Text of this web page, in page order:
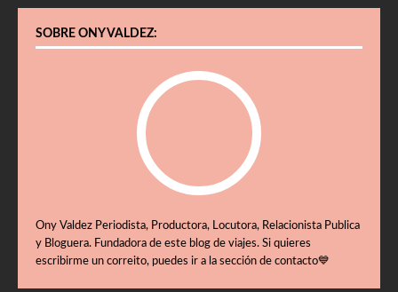
SOBRE ONY VALDEZ:
Ony Valdez Periodista, Productora, Locutora, Relacionista Publica
y Bloguera. Fundadora de este blog de viajes. Si quieres
escribirme un correito, puedes ir a la sección de contacto💙